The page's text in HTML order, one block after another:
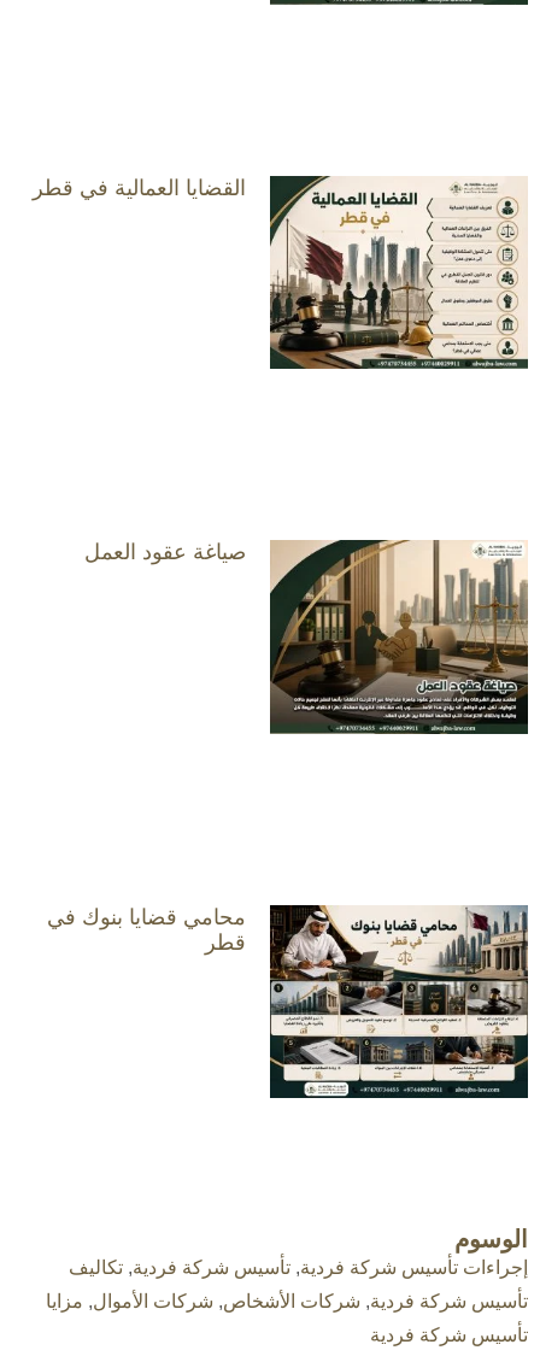
القضايا العمالية في قطر
صياغة عقود العمل
محامي قضايا بنوك في
قطر
الوسوم
إجراءات تأسيس شركة فردية, تأسيس شركة فردية, تكاليف
تأسيس شركة فردية, شركات الأشخاص, شركات الأموال, مزايا
تأسيس شركة فردية